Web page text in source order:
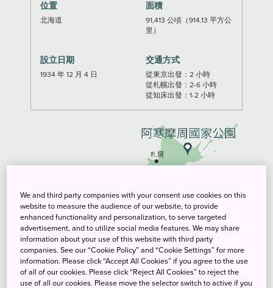
位置
北海道
面積
91,413 公頃（914.13 平方公
里）
設立日期
1934 年 12 月 4 日
交通方式
從東京出發：2 小時
從札幌出發：2-6 小時
從知床出發：1-2 小時
We and third party companies with your consent use cookies on this
website to measure the audience of our website, to provide
enhanced functionality and personalization, to serve targeted
advertisement, and to utilize social media features. We may share
information about your use of this website with third party
companies. See our “Cookie Policy” and “Cookie Settings” for more
information. Please click “Accept All Cookies” if you agree to the use
of all of our cookies. Please click “Reject All Cookies” to reject the
use of all our cookies. Please move the selector switch to active if you